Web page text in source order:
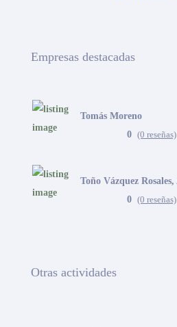
Empresas destacadas
Tomás Moreno
0 (0 reseñas)
0 (0 reseñas)
Otras actividades